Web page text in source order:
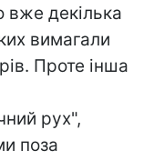
вже декілька
вимагали
Проте інша
рух",
поза